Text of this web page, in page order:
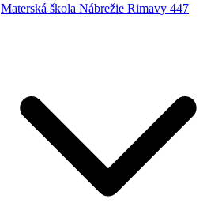
Materská škola Nábrežie Rimavy 447